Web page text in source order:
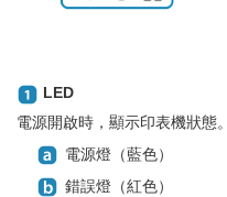
LED
電源開啟時，顯示印表機狀態。
電源燈（藍色）
錯誤燈（紅色）